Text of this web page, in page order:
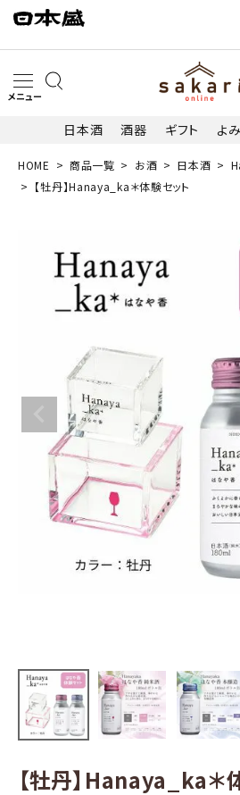
メニュー
日本酒 酒器 ギフト よ
最近閲覧した商品
【牡丹】Hana
ya_ka＊体験
1,980
日本酒
食品
グッズ
化粧品
HOME 商品一覧 お酒 日本酒
【牡丹】Hanaya_ka＊体験セット
【牡丹】Hanaya_ka＊